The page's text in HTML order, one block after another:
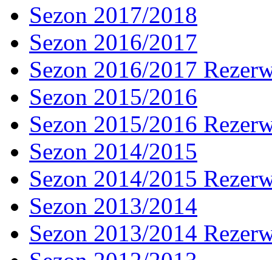
Sezon 2017/2018
Sezon 2016/2017
Sezon 2016/2017
Sezon 2015/2016
Sezon 2015/2016
Sezon 2014/2015
Sezon 2014/2015
Sezon 2013/2014
Sezon 2013/2014